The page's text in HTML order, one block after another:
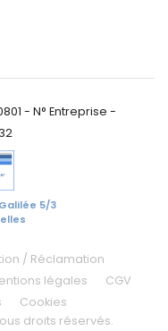
- N° Entreprise -
5/3
/ Réclamation
légales
CGV
Cookies
droits réservés.